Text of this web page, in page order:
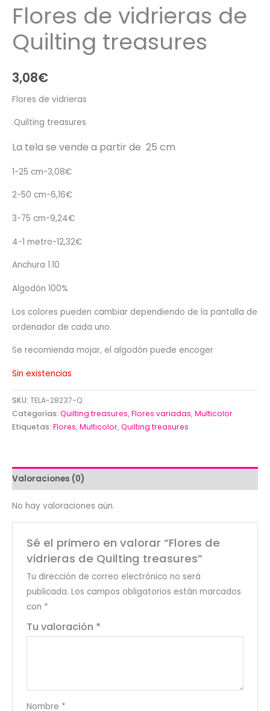
Flores de vidrieras de
Quilting treasures
3,08€
Flores de vidrieras
.Quilting treasures
La tela se vende a partir de 25 cm
1-25 cm-3,08€
2-50 cm-6,16€
3-75 cm-9,24€
4-1 metro-12,32€
Anchura 1.10
Algodón 100%
Los colores pueden cambiar dependiendo de la pantalla de
ordenador de cada uno.
Se recomienda mojar, el algodón puede encoger
Sin existencias
SKU: TELA-28237-Q
Categorías: Quilting treasures,Flores variadas,Multicolor
Etiquetas: Flores,Multicolor,Quilting treasures
Valoraciones (0)
No hay valoraciones aún.
Sé el primero en valorar “Flores de
vidrieras de Quilting treasures”
Tu dirección de correo electrónico no será
publicada. Los campos obligatorios están marcados
con *
Tu valoración *
Nombre *